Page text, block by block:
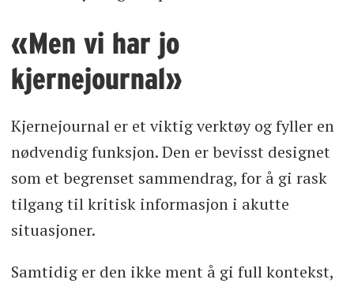
«Men vi har jo
kjernejournal»
Kjernejournal er et viktig verktøy og fyller en
nødvendig funksjon. Den er bevisst designet
som et begrenset sammendrag, for å gi rask
tilgang til kritisk informasjon i akutte
situasjoner.
Samtidig er den ikke ment å gi full kontekst,